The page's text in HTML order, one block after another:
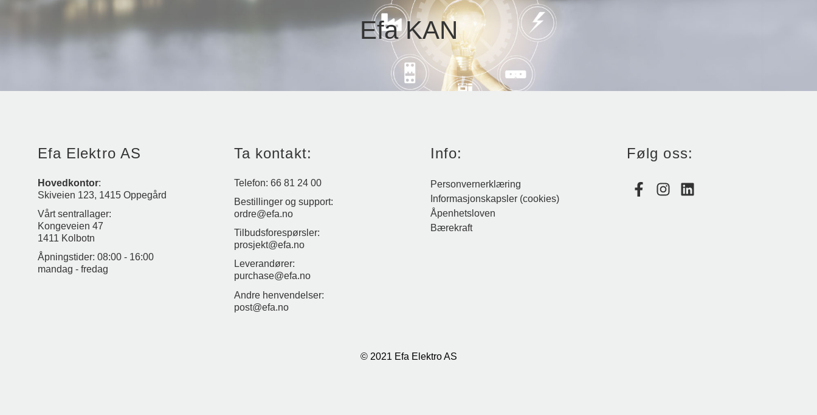
Efa KAN
Efa Elektro AS
Hovedkontor:
Skiveien 123, 1415 Oppegård
Vårt sentrallager:
Kongeveien 47
1411 Kolbotn
Åpningstider: 08:00 - 16:00
mandag - fredag
Ta kontakt:
Telefon: 66 81 24 00
Bestillinger og support:
ordre@efa.no
Tilbudsforespørsler:
prosjekt@efa.no
Leverandører:
purchase@efa.no
Andre henvendelser:
post@efa.no
Info:
Personvernerklæring
Informasjonskapsler (cookies)
Åpenhetsloven
Bærekraft
Følg oss:
© 2021 Efa Elektro AS